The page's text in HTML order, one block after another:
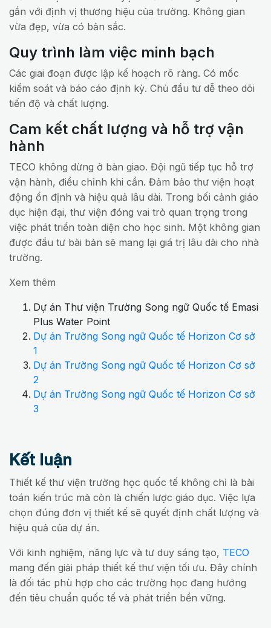
gắn với định vị thương hiệu của trường. Không gian
vừa đẹp, vừa có bản sắc.
Quy trình làm việc minh bạch
Các giai đoạn được lập kế hoạch rõ ràng. Có mốc
kiểm soát và báo cáo định kỳ. Chủ đầu tư dễ theo dõi
tiến độ và chất lượng.
Cam kết chất lượng và hỗ trợ vận
hành
TECO không dừng ở bàn giao. Đội ngũ tiếp tục hỗ trợ
vận hành, điều chỉnh khi cần. Đảm bảo thư viện hoạt
động ổn định và hiệu quả lâu dài. Trong bối cảnh giáo
dục hiện đại, thư viện đóng vai trò quan trọng trong
việc phát triển toàn diện cho học sinh. Một không gian
được đầu tư bài bản sẽ mang lại giá trị lâu dài cho nhà
trường.
Xem thêm
Dự án Thư viện Trường Song ngữ Quốc tế Emasi
Plus Water Point
Dự án Trường Song ngữ Quốc tế Horizon Cơ sở
1
Dự án Trường Song ngữ Quốc tế Horizon Cơ sở
2
Dự án Trường Song ngữ Quốc tế Horizon Cơ sở
3
Kết luận
Thiết kế thư viện trường học quốc tế không chỉ là bài
toán kiến trúc mà còn là chiến lược giáo dục. Việc lựa
chọn đúng đơn vị thiết kế sẽ quyết định chất lượng và
hiệu quả của dự án.
Với kinh nghiệm, năng lực và tư duy sáng tạo, TECO
mang đến giải pháp thiết kế thư viện tối ưu. Đây chính
là đối tác phù hợp cho các trường học đang hướng
đến tiêu chuẩn quốc tế và phát triển bền vững.